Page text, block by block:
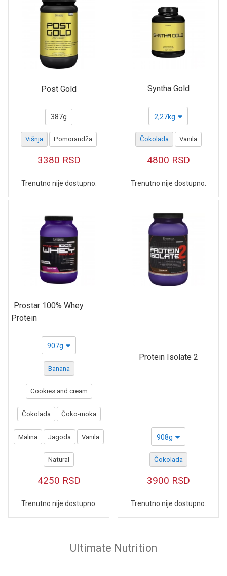
Post Gold
387g
Višnja Pomorandža
3380 RSD
Trenutno nije dostupno.
Syntha Gold
2,27kg
Čokolada Vanila
4800 RSD
Trenutno nije dostupno.
Prostar 100% Whey
Protein
907g
Banana
Cookies and cream
Čokolada Čoko-moka
Malina Jagoda Vanila
Natural
4250 RSD
Trenutno nije dostupno.
Protein Isolate 2
908g
Čokolada
3900 RSD
Trenutno nije dostupno.
Ultimate Nutrition